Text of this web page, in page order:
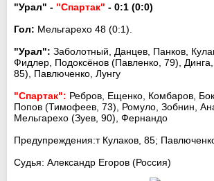
"Урал" - "Спартак" - 0:1 (0:0)
Гол: Мельгарехо 48 (0:1).
"Урал": Заболотный, Данцев, Панков,
Фидлер, Подоксёнов (Павленко, 79), Динга,
85), Павлюченко, Лунгу
"Спартак": Ребров, Ещенко, Комбаров,
Попов (Тимофеев, 73), Ромуло, Зобнин,
Мельгарехо (Зуев, 90), Фернандо
Предупреждения:т Кулаков, 85;
Судья: Александр Егоров (Россия)